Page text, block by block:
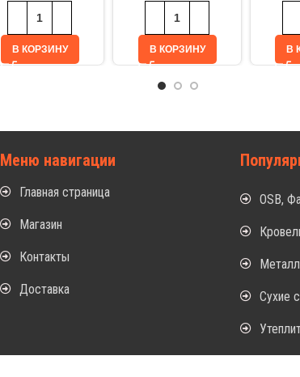
В КОРЗИНУ В КОРЗИНУ В
Меню навигации
Главная страница
Магазин
Контакты
Доставка
OSB,
Металл
Сухие